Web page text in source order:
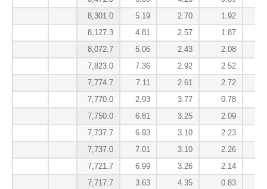
8,301.0
5.19 2.70 1.92
8,127.3
4.81 2.57 1.87
8,072.7
5.06 2.43 2.08
7,823.0
7.36 2.92 2.52
7,774.7
7.11 2.61 2.72
7,770.0
2.93 3.77 0.78
7,750.0
6.81 3.25 2.09
7,737.7
6.93 3.10 2.23
7,737.0
7.01 3.10 2.26
7,721.7
6.99 3.26 2.14
7,717.7
3.63 4.35 0.83